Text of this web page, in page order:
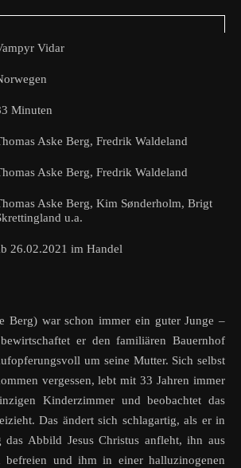
Vidar
Minuten
Aske Berg, Fredrik Waldeland
Aske Berg, Fredrik Waldeland
Aske Berg, Kim Sønderholm, Brigt
u.a.
26.02.2021 im Handel
Berg) war schon immer ein guter Junge –
er den familiären Bauernhof
um seine Mutter. Sich selbst
vergessen, lebt mit 33 Jahren immer
Kinderzimmer und beobachtet das
Das ändert sich schlagartig, als er in
das Abbild Jesus Christus anfleht, ihn aus
befreien und ihm in einer halluzinogenen